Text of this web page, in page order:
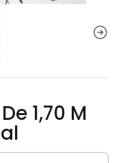
1,70 M